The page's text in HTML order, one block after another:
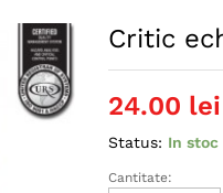
Critic
24.00 lei
Status: In stoc
Critic
Cantitate: